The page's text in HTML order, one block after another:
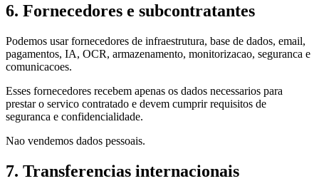
6. Fornecedores e subcontratantes
Podemos usar fornecedores de infraestrutura, base de dados, email,
pagamentos, IA, OCR, armazenamento, monitorizacao, seguranca e
comunicacoes.
Esses fornecedores recebem apenas os dados necessarios para
prestar o servico contratado e devem cumprir requisitos de
seguranca e confidencialidade.
Nao vendemos dados pessoais.
7. Transferencias internacionais